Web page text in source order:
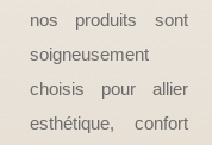
nos produits sont
soigneusement
choisis pour allier
esthétique, confort